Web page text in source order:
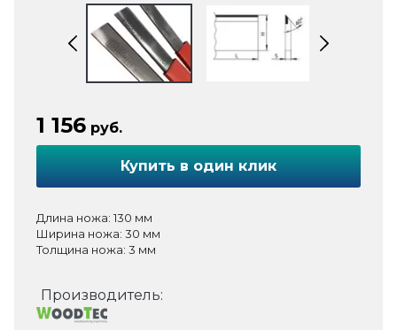
1 156 руб.
Купить в один клик
Длина ножа: 130 мм
Ширина ножа: 30 мм
Толщина ножа: 3 мм
Производитель: